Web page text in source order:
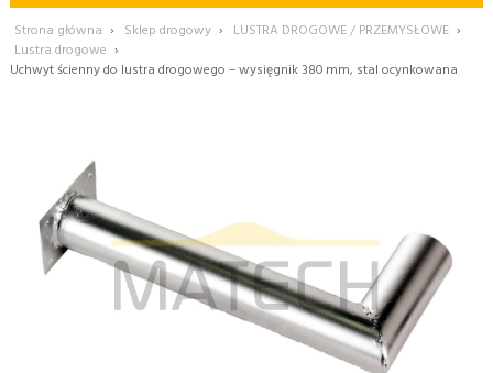
Strona główna › Sklep drogowy › LUSTRA DROGOWE / PRZEMYSŁOWE ›
Lustra drogowe ›
Uchwyt ścienny do lustra drogowego – wysięgnik 380 mm, stal ocynkowana